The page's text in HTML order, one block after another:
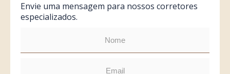
Envie uma mensagem para nossos corretores
especializados.